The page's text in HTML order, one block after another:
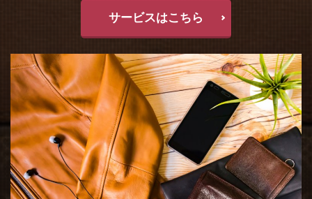
サービスはこちら